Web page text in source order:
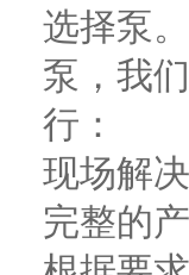
选择泵
泵，我
行：
现场解
完整的